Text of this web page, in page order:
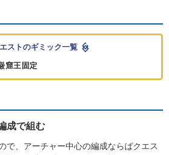
ストのギミック一覧
窟王固定
成で組む
で、アーチャー中心の編成ならばクエス